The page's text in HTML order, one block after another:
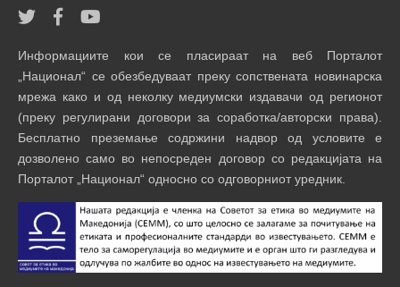
Информациите кои се пласираат на веб Порталот
„Национал“ се обезбедуваат преку сопствената новинарска
мрежа како и од неколку медиумски издавачи од регионот
(преку регулирани договори за соработка/авторски права).
Бесплатно преземање содржини надвор од условите е
дозволено само во непосреден договор со редакцијата на
Порталот „Национал“ односно со одговорниот уредник.